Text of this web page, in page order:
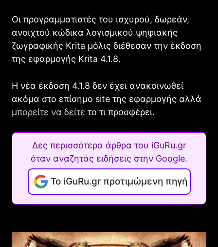
Οι προγραμματιστές του ισχυρού, δωρεάν,
ανοιχτού κώδικα λογισμικού ψηφιακής
ζωγραφικής Krita μόλις διέθεσαν την έκδοση
της εφαρμογής Krita 4.1.8.
Η νέα έκδοση 4.1.8 δεν έχει ανακοινωθεί
ακόμα στο επίσημο site της εφαρμογής αλλά
μπορείτε να δείτε το τι προσφέρει.
Δες περισσότερα άρθρα του iGuRu.gr
όταν αναζητάς ειδήσεις στην Google.
Το iGuRu.gr προτιμώμενη πηγή